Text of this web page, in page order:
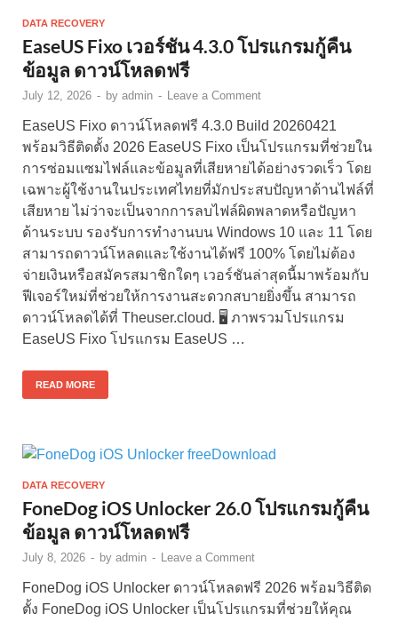
DATA RECOVERY
EaseUS Fixo เวอร์ชัน 4.3.0 โปรแกรมกู้คืน
ข้อมูล ดาวน์โหลดฟรี
July 12, 2026 - by admin - Leave a Comment
EaseUS Fixo ดาวน์โหลดฟรี 4.3.0 Build 20260421
พร้อมวิธีติดตั้ง 2026 EaseUS Fixo เป็นโปรแกรมที่ช่วยใน
การซ่อมแซมไฟล์และข้อมูลที่เสียหายได้อย่างรวดเร็ว โดย
เฉพาะผู้ใช้งานในประเทศไทยที่มักประสบปัญหาด้านไฟล์ที่
เสียหาย ไม่ว่าจะเป็นจากการลบไฟล์ผิดพลาดหรือปัญหา
ด้านระบบ รองรับการทำงานบน Windows 10 และ 11 โดย
สามารถดาวน์โหลดและใช้งานได้ฟรี 100% โดยไม่ต้อง
จ่ายเงินหรือสมัครสมาชิกใดๆ เวอร์ชันล่าสุดนี้มาพร้อมกับ
ฟีเจอร์ใหม่ที่ช่วยให้การงานสะดวกสบายยิ่งขึ้น สามารถ
ดาวน์โหลดได้ที่ Theuser.cloud. 🖥️ ภาพรวมโปรแกรม
EaseUS Fixo โปรแกรม EaseUS …
READ MORE
DATA RECOVERY
FoneDog iOS Unlocker 26.0 โปรแกรมกู้คืน
ข้อมูล ดาวน์โหลดฟรี
July 8, 2026 - by admin - Leave a Comment
FoneDog iOS Unlocker ดาวน์โหลดฟรี 2026 พร้อมวิธีติด
ตั้ง FoneDog iOS Unlocker เป็นโปรแกรมที่ช่วยให้คุณ